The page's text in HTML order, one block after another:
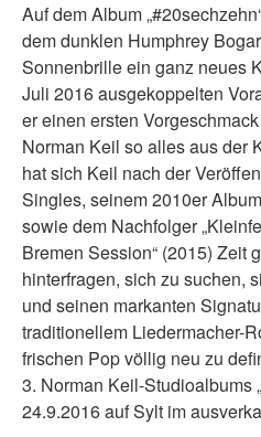
Auf dem Album
dem dunklen Humphrey
Sonnenbrille ein ganz neues
Juli 2016 ausgekoppelten
er einen ersten
Norman Keil so alles aus der
hat sich Keil nach der
Singles, seinem 2010er
sowie dem Nachfolger
Bremen Session“ (2015) Zeit
hinterfragen, sich zu suchen,
und seinen markanten
traditionellem Liedermacher-
frischen Pop völlig neu zu
3. Norman Keil-Studioalbums
24.9.2016 auf Sylt im